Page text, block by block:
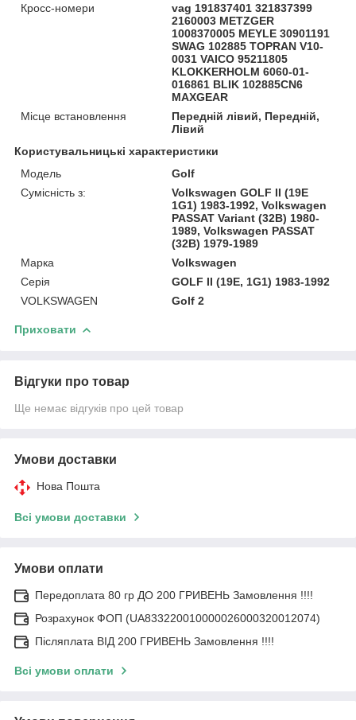
Кросс-номери
vag 191837401 321837399
2160003 METZGER
1008370005 MEYLE 30901191
SWAG 102885 TOPRAN V10-
0031 VAICO 95211805
KLOKKERHOLM 6060-01-
016861 BLIK 102885CN6
MAXGEAR
Місце встановлення
Передній лівий, Передній,
Лівий
Користувальницькі характеристики
Модель
Golf
Сумісність з:
Volkswagen GOLF II (19E
1G1) 1983-1992, Volkswagen
PASSAT Variant (32B) 1980-
1989, Volkswagen PASSAT
(32B) 1979-1989
Марка
Volkswagen
Серія
GOLF II (19E, 1G1) 1983-1992
VOLKSWAGEN
Golf 2
Приховати
Відгуки про товар
Ще немає відгуків про цей товар
Умови доставки
Нова Пошта
Всі умови доставки
Умови оплати
Передоплата 80 гр ДО 200 ГРИВЕНЬ Замовлення !!!!
Розрахунок ФОП (UA833220010000026000320012074)
Післяплата ВІД 200 ГРИВЕНЬ Замовлення !!!!
Всі умови оплати